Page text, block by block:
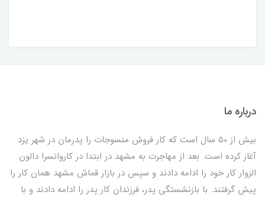
درباره ما
بیش از 50 سال است که کار فروش منسوجات را پدرمان در شهر یزد
آغاز کرده است. بعد از مهاجرت به مشهد در ابتدا در کاروانسرا دالون
الزوار کار خود را ادامه دادند و سپس در بازار قماش مشهد همان کار را
پیش گرفتند. با بازنشستگی پدر، فرزندان کار پدر را ادامه دادند و با